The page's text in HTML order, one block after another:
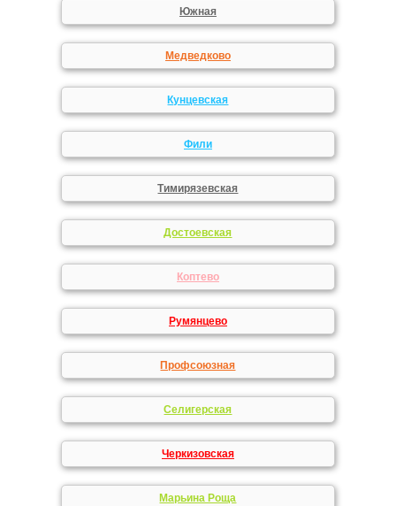
Южная
Медведково
Кунцевская
Фили
Тимирязевская
Достоевская
Коптево
Румянцево
Профсоюзная
Селигерская
Черкизовская
Марьина Роща